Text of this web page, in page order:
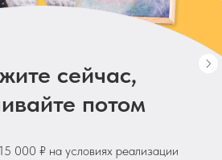
сейчас,
потом
000 ₽ на условиях реализации